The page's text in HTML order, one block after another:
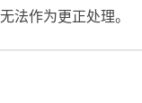
法作为更正处理。